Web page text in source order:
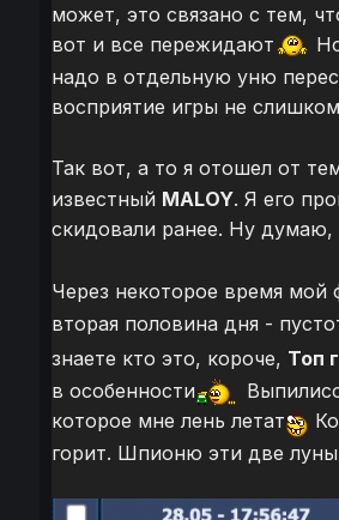
может, это связано с тем,
вот и все пережидают
надо в отдельную уню
восприятие игры не
Так вот, а то я отошел от
известный MALOY. Я его
скидовали ранее. Ну думаю,
Через некоторое время мой
вторая половина дня -
знаете кто это, короче, Топ
в особенности
которое мне лень летат
горит. Шпионю эти две